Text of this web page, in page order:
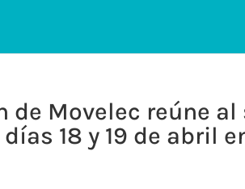
de Movelec reúne
18 y 19 de abril